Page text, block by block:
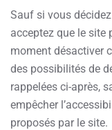
Sauf si vous
acceptez que le site
moment désactiver
des possibilités de
rappelées ci-après,
empêcher
proposés par le site.